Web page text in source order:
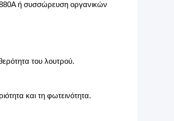
ή συσσώρευση οργανικών
του λουτρού.
και τη φωτεινότητα.